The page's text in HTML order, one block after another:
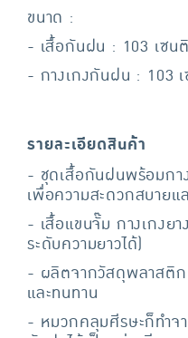
ขนาด :
- เสื้อกันฝน : 103 เซน
- กางเกงกันฝน : 103
รายละเอียดสินค้า
- ชุดเสื้อกันฝนพร้อมก
เพื่อความสะดวกสบายแ
- เสื้อแขนจั๊ม กางเกงย
ระดับความยาวได้)
- ผลิตจากวัสดุพลาสติ
และทนทาน
- หมวกคลุมศีรษะก็ทำ